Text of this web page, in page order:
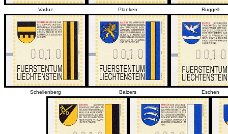
Vaduz Planken Ruggell
Schellenberg Balzers Eschen